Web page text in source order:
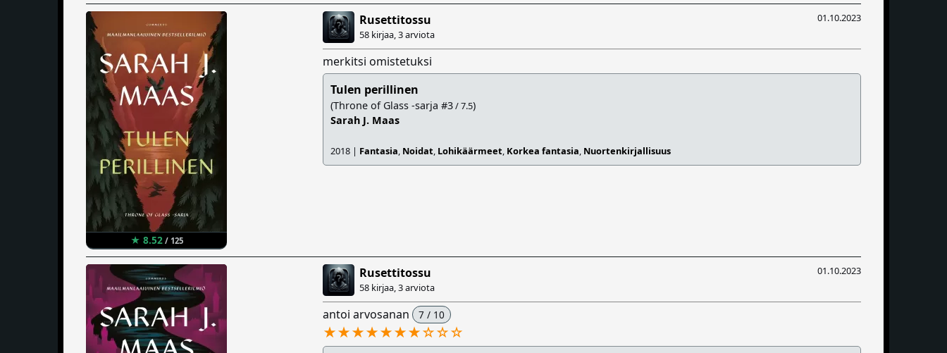
★ 8.52/ 125
01.10.2023
Rusettitossu
58 kirjaa, 3 arviota
merkitsi omistetuksi
Tulen perillinen
(Throne of Glass -sarja #3/ 7.5)
Sarah J. Maas
2018 | Fantasia, Noidat, Lohikäärmeet, Korkea fantasia, Nuortenkirjallisuus
01.10.2023
Rusettitossu
58 kirjaa, 3 arviota
antoi arvosanan 7 / 10
★★★★★★★☆☆☆